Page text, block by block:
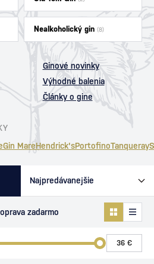
Nealkoholický gin (8)
Gin MareHendrick'sPortofinoTanqueray
Ginové novinky
Výhodné balenia
Články o gine
zadarmo